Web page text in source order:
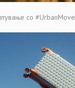
со #UrbanMove